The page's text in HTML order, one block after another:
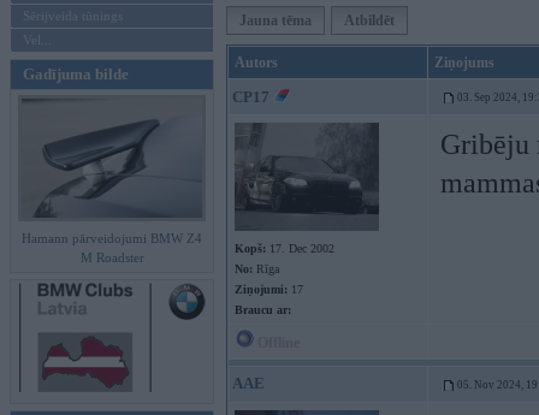
Sērijveida tūnings
Vel...
Gadījuma bilde
Hamann pārveidojumi BMW Z4
M Roadster
Jauna tēma Atbildēt
Autors Ziņojums
CP17 03. Sep 2024,
Kopš: 17. Dec 2002
No: Rīga
Ziņojumi: 17
Braucu ar:
Gribēju
AAE 05. Nov 2024,